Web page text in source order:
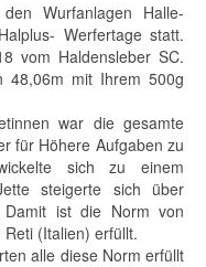
Wurfanlagen Halle-
Werfertage statt.
vom Haldensleber SC.
48,06m mit Ihrem 500g
war die gesamte
für Höhere Aufgaben zu
sich zu einem
steigerte sich über
ist die Norm von
(Italien) erfüllt.
alle diese Norm erfüllt